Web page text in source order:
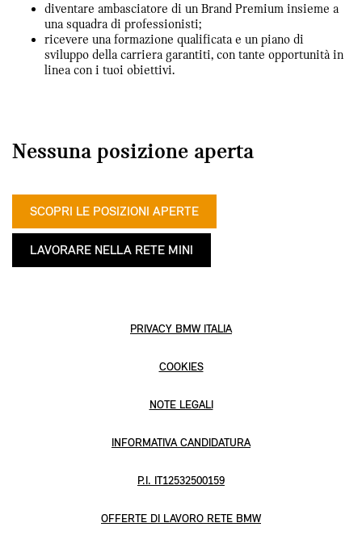
diventare ambasciatore di un Brand Premium insieme a
una squadra di professionisti;
ricevere una formazione qualificata e un piano di
sviluppo della carriera garantiti, con tante opportunità in
linea con i tuoi obiettivi.
Nessuna posizione aperta
SCOPRI LE POSIZIONI APERTE
LAVORARE NELLA RETE MINI
PRIVACY BMW ITALIA
COOKIES
NOTE LEGALI
INFORMATIVA CANDIDATURA
P.I. IT12532500159
OFFERTE DI LAVORO RETE BMW